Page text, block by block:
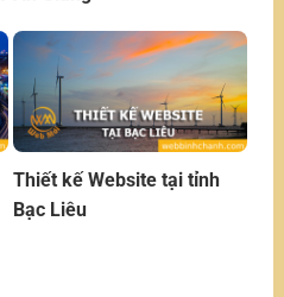
Thiết kế Website tại tỉnh
Bạc Liêu